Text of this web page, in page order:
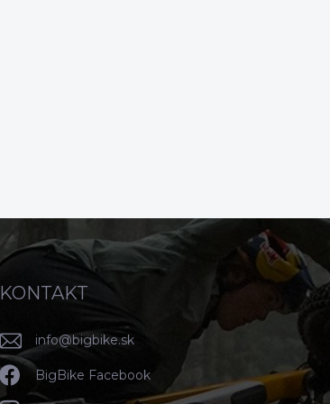
KONTAKT
info@bigbike.sk
BigBike Facebook